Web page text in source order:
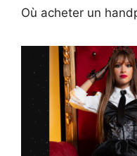
Où acheter un